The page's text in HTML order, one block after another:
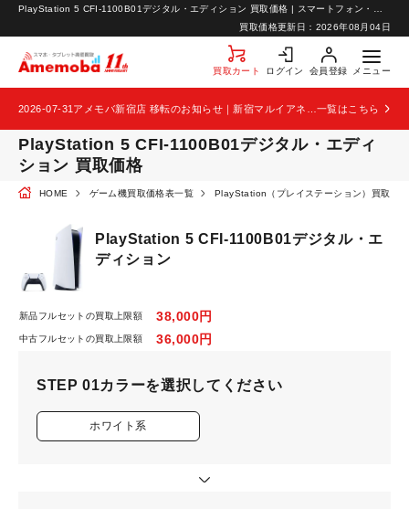
買取価格更新日： 2026年08月04日
買取カート ログイン 会員登録 メニュー
お問い合わせ
2026-07-31 一覧はこちら
PlayStation 5 CFI-1100B01デジタル・エディ
ション 買取価格
HOME ゲーム機買取価格表一覧 PlayStation（プレイステーション）買取価
PlayStation 5 CFI-1100B01デジタル・エ
ディション
新品フルセットの買取上限額 38,000円
中古フルセットの買取上限額 36,000円
STEP 01カラーを選択してください
ホワイト系